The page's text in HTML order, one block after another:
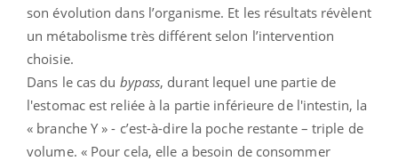
son évolution dans l’organisme. Et les résultats révèlent
un métabolisme très différent selon l’intervention
choisie.
Dans le cas du bypass, durant lequel une partie de
l'estomac est reliée à la partie inférieure de l'intestin, la
« branche Y » - c’est-à-dire la poche restante – triple de
volume. « Pour cela, elle a besoin de consommer